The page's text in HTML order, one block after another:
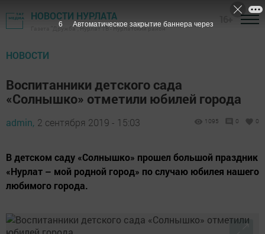
НОВОСТИ НУРЛАТА
Газета "Дружба", Нурлат ТВ - Нурлатский район
НОВОСТИ
Воспитанники детского сада
«Солнышко» отметили юбилей города
admin, 2 сентября 2019 - 15:03 1095 0 0
В детском саду «Солнышко» прошел большой праздник
«Нурлат – мой родной город» по случаю юбилея нашего
любимого города.
5 Автоматическое закрытие баннера через